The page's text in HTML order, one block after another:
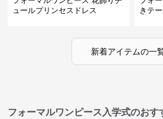
ュールプリンセスドレス
きテ
新着アイテムの一
フォーマルワンピース入学式のおす